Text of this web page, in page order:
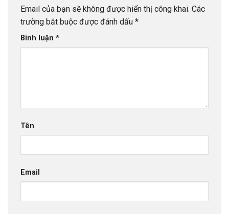
Email của bạn sẽ không được hiển thị công khai. Các
trường bắt buộc được đánh dấu *
Bình luận *
Tên
Email